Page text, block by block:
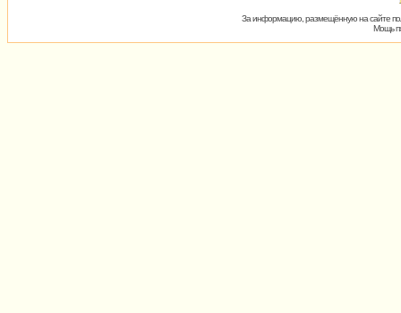
За информацию, размещённую на сайте
Мощь